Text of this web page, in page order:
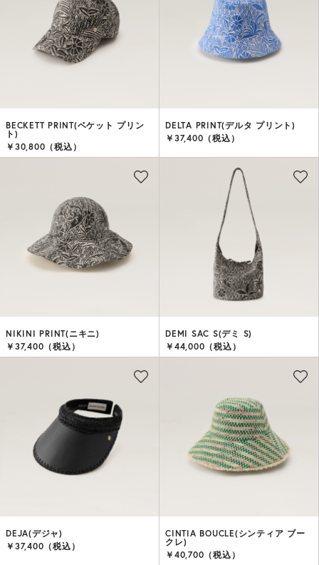
BECKETT PRINT(ベケット プリン
ト)
￥30,800（税込）
DELTA PRINT(デルタ プリント)
￥37,400（税込）
NIKINI PRINT(ニキニ)
￥37,400（税込）
DEMI SAC S(デミ S)
￥44,000（税込）
DEJA(デジャ)
￥37,400（税込）
CINTIA BOUCLE(シンティア ブー
クレ)
￥40,700（税込）